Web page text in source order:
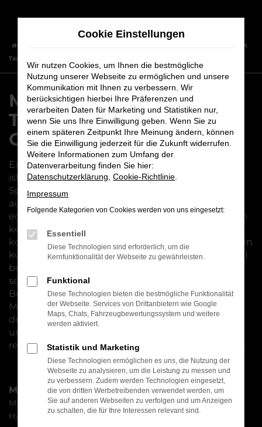
Zum
springen
Mitsubishi ASX
Tageszulassung – unser Geheimtipp für Bamberg
Mitsubishi ASX
Tageszulassung – unser
Geheimtipp für Bamberg
Eine Mitsubishi ASX Tageszulassung für Bamberg
ist ein echter Geheimtipp und bietet enormes
Sparpotenzial. Die Besonderheit: Sie müssen nicht
auf Qualität verzichten, sondern steigen in einen
echten Neuwagen, der in den meisten Fällen noch
keinen einzigen Kilometer gefahren wurde. Hinzu
kommt, dass jede Mitsubishi ASX Tageszulassung in
kurzer Zeit verfügbar ist, da das betreffende Modell
bereits konfiguriert und produziert wurde und
somit nur noch auf eine Besitzer oder einen
Besitzer wartet. Für Bamberg eignet sich dieses
Modell perfekt und warum nicht den Preisvorteil
der Mitsubishi ASX Tageszulassung mitnehmen
und gleichzeitig die Wartezeit auf das neue Auto
reduzieren? Wir verraten Ihnen gern, wie das geht.
Marken
Mitsubishi
Hyundai
Cookie Einstellungen
Wir nutzen Cookies, um Ihnen die bestmögliche
Nutzung unserer Webseite zu ermöglichen und unsere
Kommunikation mit Ihnen zu verbessern. Wir
berücksichtigen hierbei Ihre Präferenzen und
verarbeiten Daten für Marketing und Statistiken nur,
wenn Sie uns Ihre Einwilligung geben. Wenn Sie zu
einem späteren Zeitpunkt Ihre Meinung ändern, können
Sie die Einwilligung jederzeit für die Zukunft widerrufen.
Weitere Informationen zum Umfang der
Datenverarbeitung finden Sie hier:
Datenschutzerklärung Cookie-Richtlinie
Impressum
Folgende Kategorien von Cookies werden von uns eingesetzt:
Essentiell
Diese Technologien sind erforderlich, um die
Kernfunktionalität der Webseite zu gewährleisten.
Funktional
Diese Technologien bieten die bestmögliche Funktionalität
der Webseite. Services von Drittanbietern wie Google
Maps, Chats, Fahrzeugbewertungssystem und weitere
werden aktiviert.
Statistik und Marketing
Diese Technologien ermöglichen es uns, die Nutzung der
Webseite zu analysieren, um die Leistung zu messen und
zu verbessern. Zudem werden Technologien eingesetzt,
die von dritten Werbetreibenden verwendet werden, um
Sie auf anderen Webseiten zu verfolgen und um Anzeigen
zu schalten, die für Ihre Interessen relevant sind.